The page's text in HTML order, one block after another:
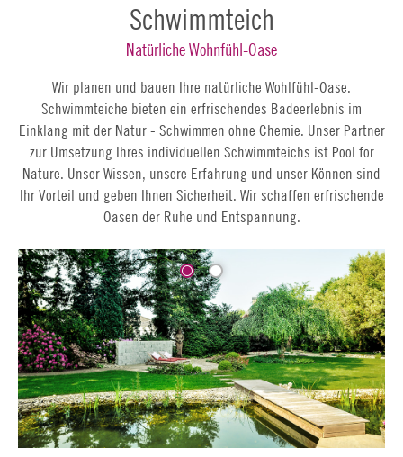
Schwimmteich
Natürliche Wohnfühl-Oase
Wir planen und bauen Ihre natürliche Wohlfühl-Oase.
Schwimmteiche bieten ein erfrischendes Badeerlebnis im
Einklang mit der Natur - Schwimmen ohne Chemie. Unser Partner
zur Umsetzung Ihres individuellen Schwimmteichs ist Pool for
Nature. Unser Wissen, unsere Erfahrung und unser Können sind
Ihr Vorteil und geben Ihnen Sicherheit. Wir schaffen erfrischende
Oasen der Ruhe und Entspannung.